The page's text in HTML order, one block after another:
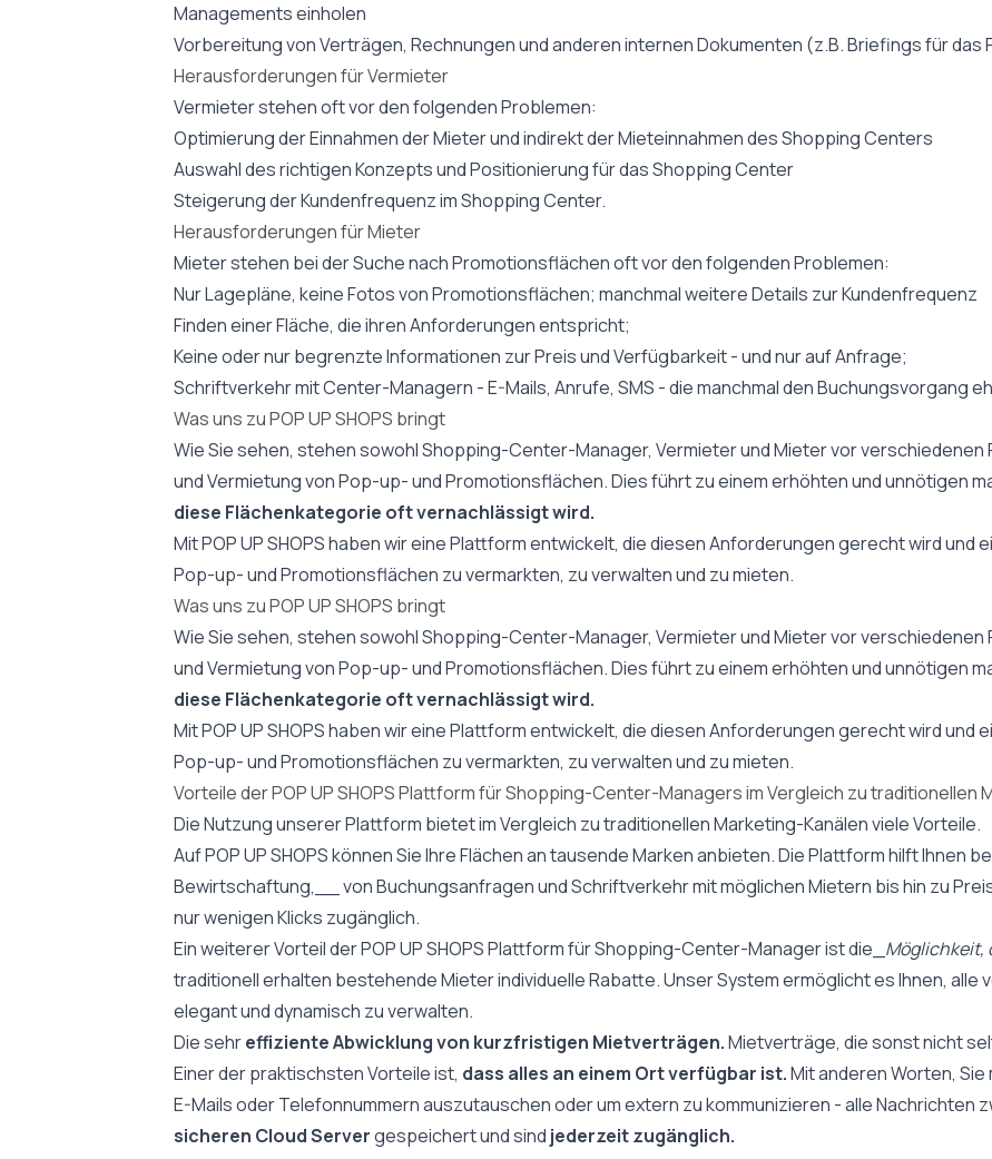
Managements einholen
Vorbereitung von Verträgen, Rechnungen und anderen internen Dokumenten (z.B. Briefings für das
Herausforderungen für Vermieter
Vermieter stehen oft vor den folgenden Problemen:
Optimierung der Einnahmen der Mieter und indirekt der Mieteinnahmen des Shopping Centers
Auswahl des richtigen Konzepts und Positionierung für das Shopping Center
Steigerung der Kundenfrequenz im Shopping Center.
Herausforderungen für Mieter
Mieter stehen bei der Suche nach Promotionsflächen oft vor den folgenden Problemen:
Nur Lagepläne, keine Fotos von Promotionsflächen; manchmal weitere Details zur Kundenfrequenz
Finden einer Fläche, die ihren Anforderungen entspricht;
Keine oder nur begrenzte Informationen zur Preis und Verfügbarkeit - und nur auf Anfrage;
Schriftverkehr mit Center-Managern - E-Mails, Anrufe, SMS - die manchmal den Buchungsvorgang
Was uns zuPOP UP SHOPS bringt
Wie Sie sehen, stehen sowohl Shopping-Center-Manager, Vermieter und Mieter vor
und Vermietung von Pop-up- und Promotionsflächen. Dies führt zu einem erhöhten und unnötigen
diese Flächenkategorie oft vernachlässigt wird.
Mit POP UP SHOPS haben wir eine Plattform entwickelt, die diesen Anforderungen gerecht wird
Pop-up- und Promotionsflächen zu vermarkten, zu verwalten und zu mieten.
Was uns zu POP UP SHOPS bringt
Wie Sie sehen, stehen sowohl Shopping-Center-Manager, Vermieter und Mieter vor
und Vermietung von Pop-up- und Promotionsflächen. Dies führt zu einem erhöhten und unnötigen
diese Flächenkategorie oft vernachlässigt wird.
Mit POP UP SHOPS haben wir eine Plattform entwickelt, die diesen Anforderungen gerecht wird
Pop-up- und Promotionsflächen zu vermarkten, zu verwalten und zu mieten.
Vorteile der POP UP SHOPS Plattform für Shopping-Center-Managers im Vergleich zu traditionellen
Die Nutzung unserer Plattform bietet im Vergleich zu traditionellen Marketing-Kanälen viele Vorteile.
Auf POP UP SHOPS können Sie Ihre Flächen an tausende Marken anbieten. Die Plattform hilft Ihnen
Bewirtschaftung,__ von Buchungsanfragen und Schriftverkehr mit möglichen Mietern bis hin zu
nur wenigen Klicks zugänglich.
Ein weiterer Vorteil derPOP UP SHOPSPlattform für Shopping-Center-Manager ist die_ Möglichkeit,
traditionell erhalten bestehende Mieter individuelle Rabatte. Unser System ermöglicht es Ihnen, alle
elegant und dynamisch zu verwalten.
Die sehreffiziente Abwicklung von kurzfristigen Mietverträgen.Mietverträge, die sonst nicht
Einer der praktischsten Vorteile ist, dass alles an einem Ort verfügbar ist.Mit anderen Worten,
E-Mails oder Telefonnummern auszutauschen oder um extern zu kommunizieren - alle Nachrichten
sicheren Cloud Servergespeichert und sind jederzeit zugänglich.